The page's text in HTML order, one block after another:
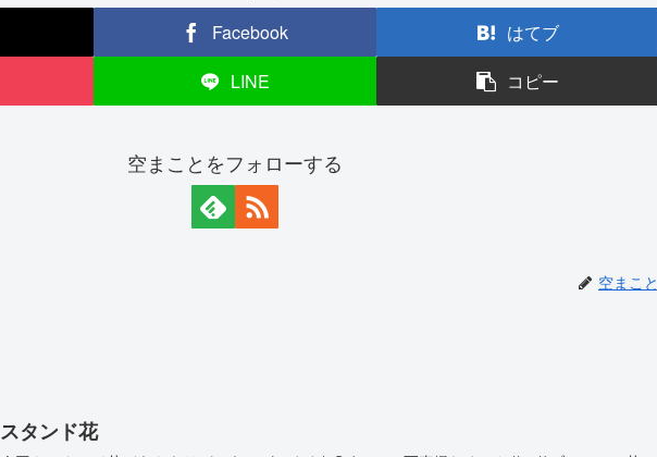
Facebook
はてブ
LINE コピー
空まことをフォローする
空まこと
スタンド花